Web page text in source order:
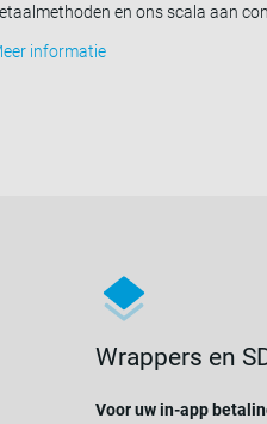
en ons scala aan
informatie
Wrappers en
Voor uw in-app